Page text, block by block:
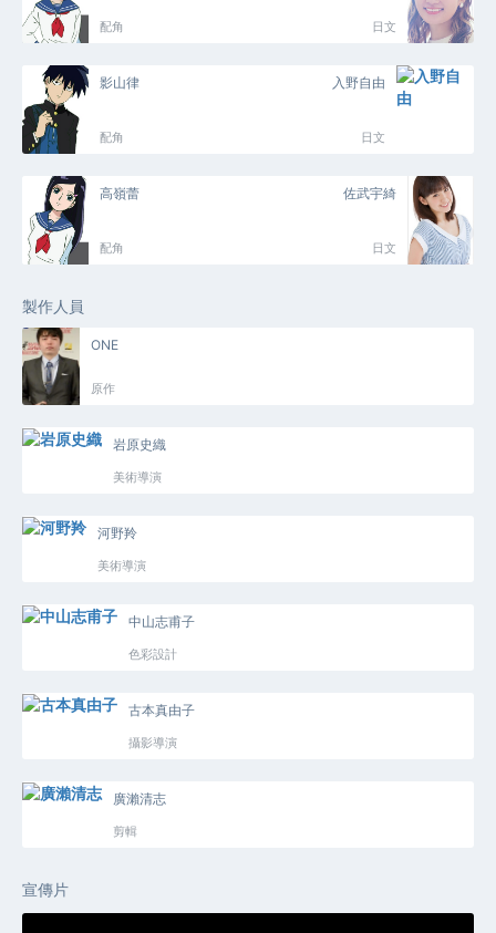
配角 日文
影山律 入野自由
配角 日文
高嶺蕾 佐武宇綺
配角 日文
製作人員
ONE
原作
岩原史織
美術導演
河野羚
美術導演
中山志甫子
色彩設計
古本真由子
攝影導演
廣瀨清志
剪輯
宣傳片